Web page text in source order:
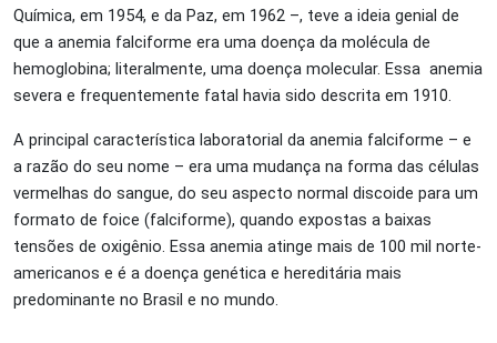
Química, em 1954, e da Paz, em 1962 –, teve a ideia genial de
que a anemia falciforme era uma doença da molécula de
hemoglobina; literalmente, uma doença molecular. Essa anemia
severa e frequentemente fatal havia sido descrita em 1910.
A principal característica laboratorial da anemia falciforme – e
a razão do seu nome – era uma mudança na forma das células
vermelhas do sangue, do seu aspecto normal discoide para um
formato de foice (falciforme), quando expostas a baixas
tensões de oxigênio. Essa anemia atinge mais de 100 mil norte-
americanos e é a doença genética e hereditária mais
predominante no Brasil e no mundo.